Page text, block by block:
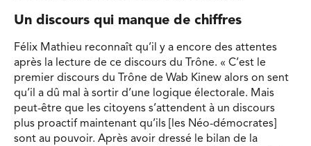
Un discours qui manque de chiffres
Félix Mathieu reconnaît qu’il y a encore des attentes
après la lecture de ce discours du Trône. « C’est le
premier discours du Trône de Wab Kinew alors on sent
qu’il a dû mal à sortir d’une logique électorale. Mais
peut-être que les citoyens s’attendent à un discours
plus proactif maintenant qu’ils [les Néo-démocrates]
sont au pouvoir. Après avoir dressé le bilan de la